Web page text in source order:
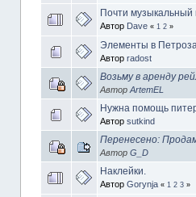
Почти музыкальный
Автор Dave « 1 2»
Элементы в
Автор radost
Возьму в аренду
АвторArtemEL
Нужна помощь
Автор sutkind
Перенесено:
Автор G_D
Наклейки.
Автор Gorynja « 1 2 3»